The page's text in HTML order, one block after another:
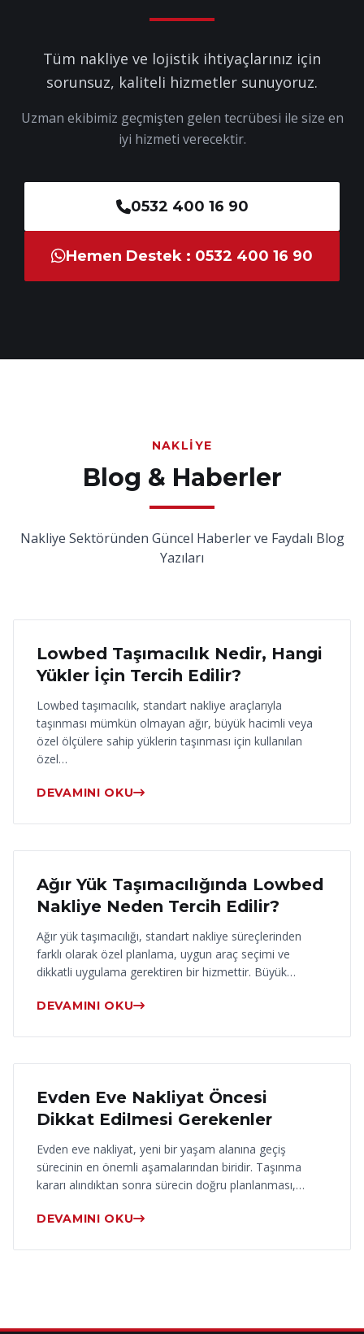
Tüm nakliye ve lojistik ihtiyaçlarınız için
sorunsuz, kaliteli hizmetler sunuyoruz.
Uzman ekibimiz geçmişten gelen tecrübesi ile size en
iyi hizmeti verecektir.
0532 400 16 90
Hemen Destek : 0532 400 16 90
NAKLIYE
Blog & Haberler
Nakliye Sektöründen Güncel Haberler ve Faydalı Blog
Yazıları
18 Haziran 2026
Lowbed Taşımacılık Nedir, Hangi
Yükler İçin Tercih Edilir?
Lowbed taşımacılık, standart nakliye araçlarıyla
taşınması mümkün olmayan ağır, büyük hacimli veya
özel ölçülere sahip yüklerin taşınması için kullanılan
özel…
DEVAMINI OKU
17 Haziran 2026
Ağır Yük Taşımacılığında Lowbed
Nakliye Neden Tercih Edilir?
Ağır yük taşımacılığı, standart nakliye süreçlerinden
farklı olarak özel planlama, uygun araç seçimi ve
dikkatli uygulama gerektiren bir hizmettir. Büyük…
DEVAMINI OKU
16 Haziran 2026
Evden Eve Nakliyat Öncesi
Dikkat Edilmesi Gerekenler
Evden eve nakliyat, yeni bir yaşam alanına geçiş
sürecinin en önemli aşamalarından biridir. Taşınma
kararı alındıktan sonra sürecin doğru planlanması,…
DEVAMINI OKU